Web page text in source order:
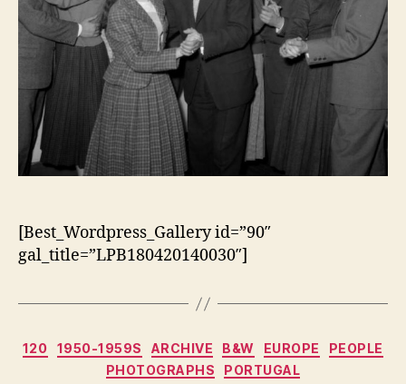
[Best_Wordpress_Gallery id=”90″
gal_title=”LPB180420140030″]
Categorias
120 1950-1959S ARCHIVE B&W EUROPE
PEOPLE
PHOTOGRAPHS
PORTUGAL